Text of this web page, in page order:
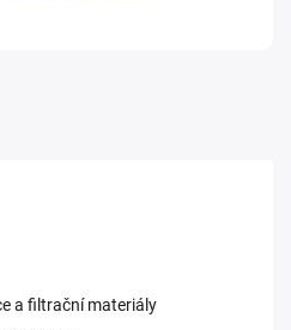
a filtrační materiály